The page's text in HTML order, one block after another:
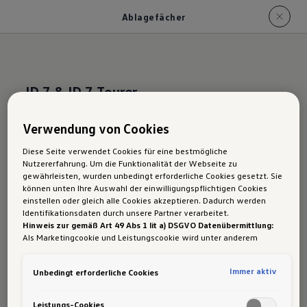
Ablagefächer
ID.7 & ID.7 Tourer
Ablagefächer
In deinem ID. gibt esviele praktische
Ablagefächer,damit du immer alles griffbereit
hast. In denTüren, imHandschuhfachoder in der
Mittelkonsolefindest duStauraum. Auch hinten
und an den vorderen Sitzen. Außerdem bietet die
Verwendung von Cookies
Diese Seite verwendet Cookies für eine bestmögliche
Nutzererfahrung. Um die Funktionalität der Webseite zu
gewährleisten, wurden unbedingt erforderliche Cookies gesetzt. Sie
können unten Ihre Auswahl der einwilligungspflichtigen Cookies
einstellen oder gleich alle Cookies akzeptieren. Dadurch werden
Identifikationsdaten durch unsere Partner verarbeitet.
Hinweis zur gemäß Art 49 Abs 1 lit a) DSGVO Datenübermittlung:
Als Marketingcookie und Leistungscookie wird unter anderem
Daten in die USA (insbesondere dort an die Google LLC) weitergibt.
Unbedingt erforderliche Cookies Immer aktiv
Leistungs-Cookies